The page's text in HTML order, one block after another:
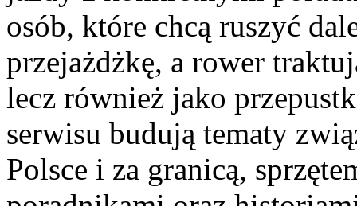
osób, które chcą ruszyć
przejażdżkę, a rower
lecz również jako
serwisu budują tematy
Polsce i za granicą,